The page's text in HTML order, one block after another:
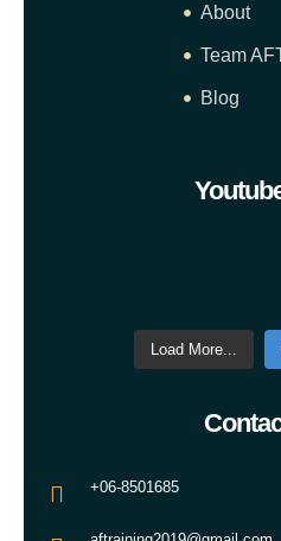
About
Team
Blog
Load More...
+06-8501685